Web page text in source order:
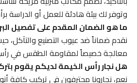
وتوفر لك بيئة هادئة للعمل أو الدراسة
ما هو الضمان المقدم على تفصيل
نقدم ضماناً ضد عيوب التصنيع والتآكل، حيث
معالجة خصيصاً لمقاومة الطقس في رأس
هل نجار رأس الخيمة لديكم يقوم
نعم، نجارونا محترفون في تركيب كافة أنواع